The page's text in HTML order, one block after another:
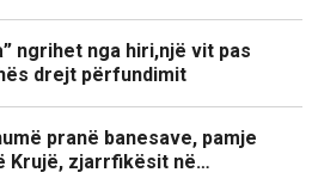
ngrihet nga hiri,një vit pas
drejt përfundimit
pranë banesave, pamje
Krujë, zjarrfikësit në…